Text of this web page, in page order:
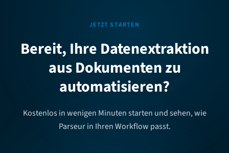
JETZT STARTEN
Bereit, Ihre Datenextraktion
aus Dokumenten zu
automatisieren?
Kostenlos in wenigen Minuten starten und sehen, wie
Parseur in Ihren Workflow passt.